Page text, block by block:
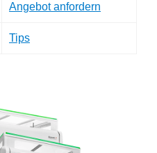
Angebot anfordern
Tips